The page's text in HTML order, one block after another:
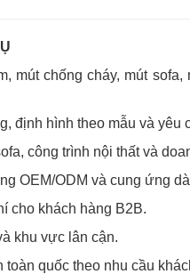
mút chống cháy, mút
định hình theo mẫu và yêu
công trình nội thất và
OEM/ODM và cung ứng
cho khách hàng B2B.
khu vực lân cận.
quốc theo nhu cầu